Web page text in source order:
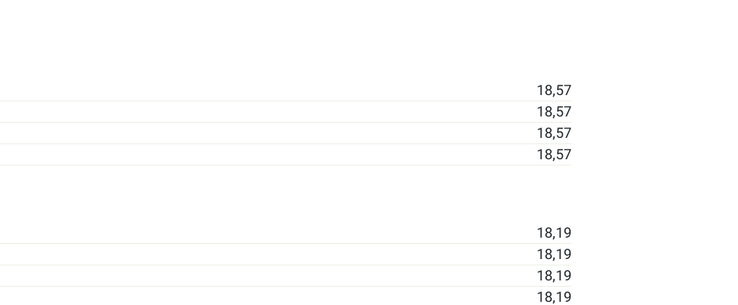
18,57
18,57
18,57
18,57
18,19
18,19
18,19
18,19